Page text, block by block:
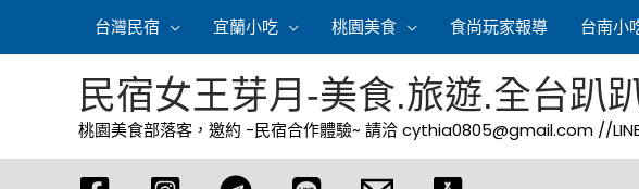
容
台灣民宿 宜蘭小吃 桃園美食 食尚玩家報導 台南小
民宿女王芽月-美食.旅遊.全台趴
桃園美食部落客，邀約 -民宿合作體驗~ 請洽cythia0805@gmail.com //